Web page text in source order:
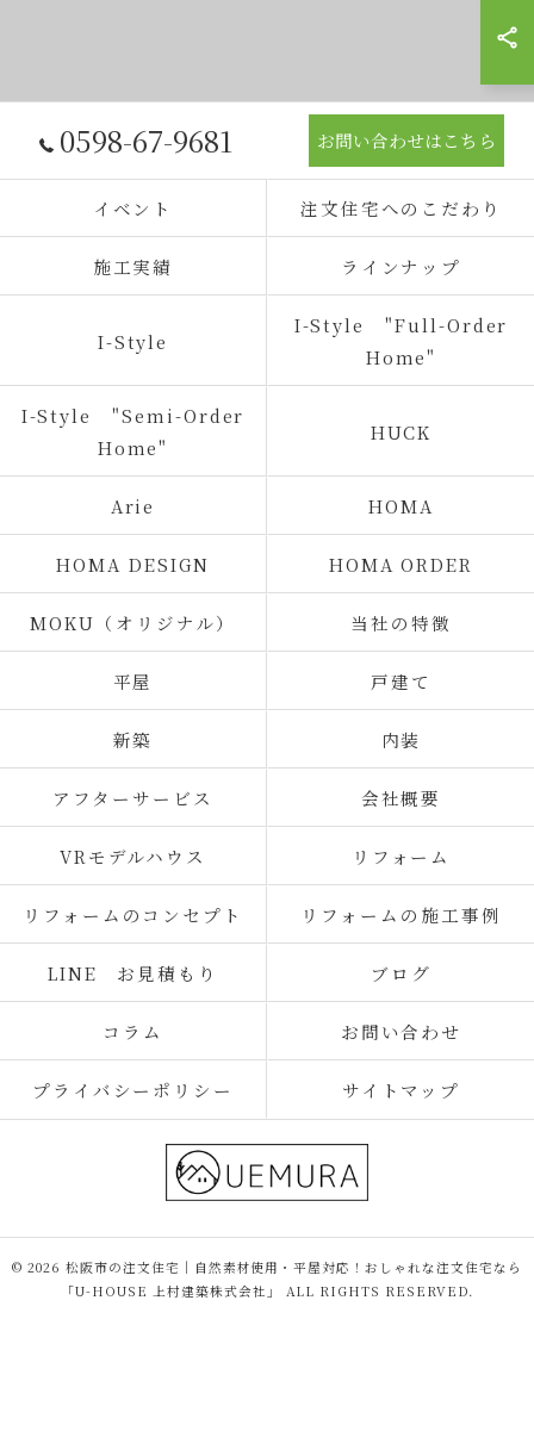
0598-67-9681 お問い合わせはこちら
イベント 注文住宅へのこだわり
施工実績 ラインナップ
I-Style
I-Style "Full-Order
Home"
I-Style "Semi-Order
Home"
HUCK
Arie HOMA
HOMA DESIGN HOMA ORDER
MOKU（オリジナル） 当社の特徴
平屋 戸建て
新築 内装
アフターサービス 会社概要
VRモデルハウス リフォーム
リフォームのコンセプト リフォームの施工事例
LINE お見積もり ブログ
コラム お問い合わせ
プライバシーポリシー サイトマップ
© 2026 松阪市の注文住宅｜自然素材使用・平屋対応！おしゃれな注文住宅なら
「U-HOUSE 上村建築株式会社」 ALL RIGHTS RESERVED.